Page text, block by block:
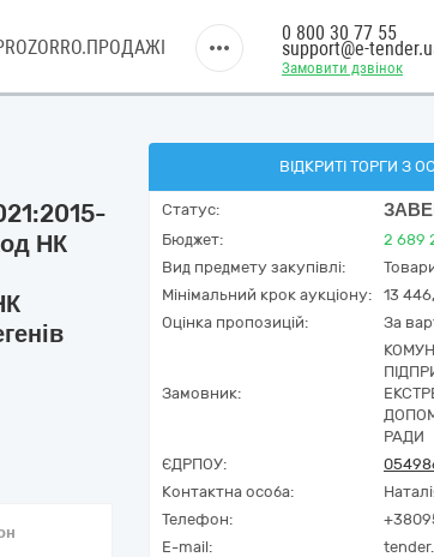
Замовити дзвінок
0 800 30 77 55
support@e-
НК
ВІДКРИТІ ТОРГИ З
Статус:
Бюджет: 2 689
Вид предмету закупівлі:
Мінімальний крок аукціону:
13
Оцінка пропозицій:
За
Замовник:
РАДИ
ЄДРПОУ:
Контактна особа:
Телефон:
E-mail: